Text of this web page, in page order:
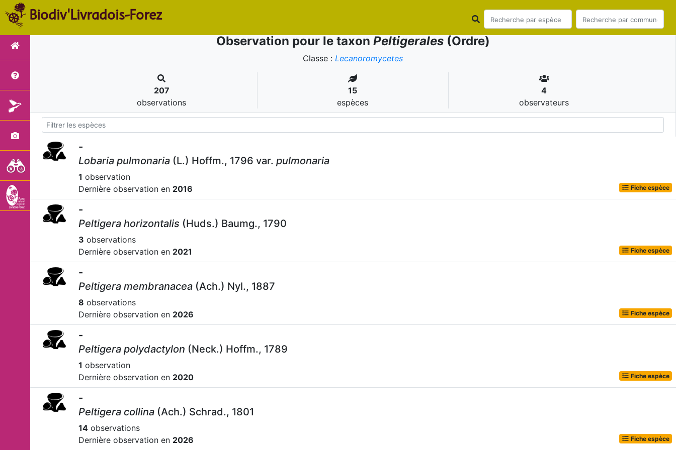
Biodiv'Livradois-Forez
Observation pour le taxon Peltigerales(Ordre)
Classe : Lecanoromycetes
207
observations
15
espèces
4
observateurs
-
Lobaria pulmonaria (L.) Hoffm., 1796 var. pulmonaria
1 observation
Dernière observation en 2016 Fiche espèce
-
Peltigera horizontalis (Huds.) Baumg., 1790
3 observations
Dernière observation en 2021 Fiche espèce
-
Peltigera membranacea (Ach.) Nyl., 1887
8 observations
Dernière observation en 2026 Fiche espèce
-
Peltigera polydactylon (Neck.) Hoffm., 1789
1 observation
Dernière observation en 2020 Fiche espèce
-
Peltigera collina (Ach.) Schrad., 1801
14 observations
Dernière observation en 2026 Fiche espèce